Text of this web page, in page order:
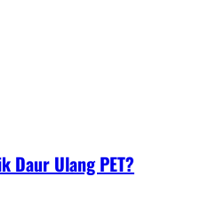
Daur Ulang PET?